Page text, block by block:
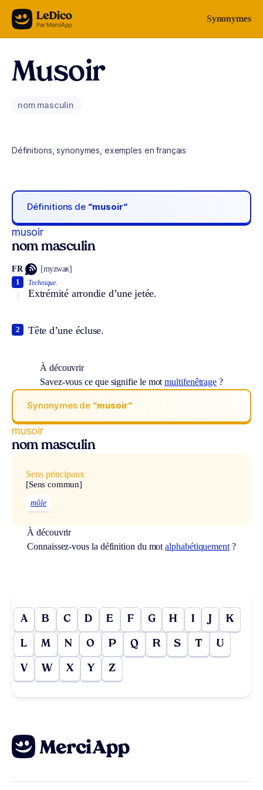
Aller au contenu Synonymes
Musoir
nom masculin
Définitions, synonymes, exemples en français
Définitions de “musoir“
musoir
nom masculin
FR [myzwaʀ]
Technique.
Extrémité arrondie d’une jetée.
1
Tête d’une écluse.
2
À découvrir
Savez-vous ce que signifie le motmultifenêtrage ?
Synonymes de “musoir“
musoir
nom masculin
Sens principaux
[Sens commun]
môle
À découvrir
Connaissez-vous la définition du motalphabétiquement?
A B C D E F G H I J K
L M N O P Q R S T U
V W X Y Z